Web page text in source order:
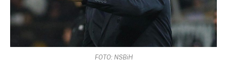
FOTO: NSBiH